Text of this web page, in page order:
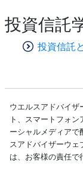
投資信託
投資信託
ウエルスアドバイザ
ト、スマートフォ
ーシャルメディアで
スアドバイザーウェ
は、お客様の責任で